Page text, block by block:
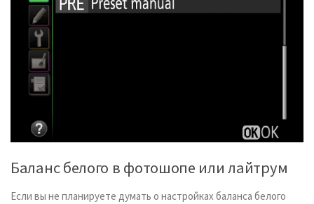
Баланс белого в фотошопе или лайтрум
Если вы не планируете думать о настройках баланса белого